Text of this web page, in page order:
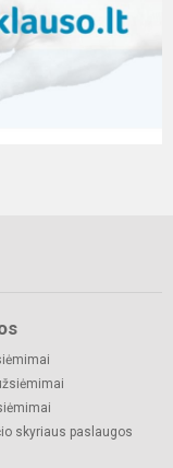
skyriaus paslaugos